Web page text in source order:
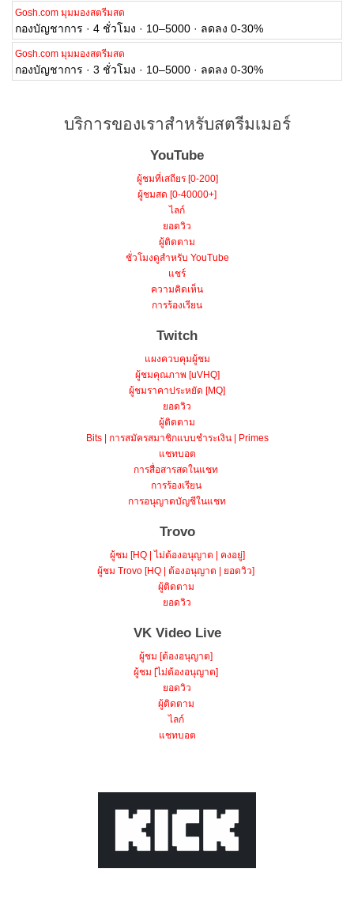
Gosh.com มุมมองสตรีมสด
กองบัญชาการ · 4 ชั่วโมง · 10–5000 · ลดลง 0-30%
Gosh.com มุมมองสตรีมสด
กองบัญชาการ · 3 ชั่วโมง · 10–5000 · ลดลง 0-30%
บริการของเราสำหรับสตรีมเมอร์
YouTube
ผู้ชมที่เสถียร [0-200]
ผู้ชมสด [0-40000+]
ไลก์
ยอดวิว
ผู้ติดตาม
ชั่วโมงดูสำหรับ YouTube
แชร์
ความคิดเห็น
การร้องเรียน
Twitch
แผงควบคุมผู้ชม
ผู้ชมคุณภาพ [uVHQ]
ผู้ชมราคาประหยัด [MQ]
ยอดวิว
ผู้ติดตาม
Bits | การสมัครสมาชิกแบบชำระเงิน | Primes
แชทบอต
การสื่อสารสดในแชท
การร้องเรียน
การอนุญาตบัญชีในแชท
Trovo
ผู้ชม [HQ | ไม่ต้องอนุญาต | คงอยู่]
ผู้ชม Trovo [HQ | ต้องอนุญาต | ยอดวิว]
ผู้ติดตาม
ยอดวิว
VK Video Live
ผู้ชม [ต้องอนุญาต]
ผู้ชม [ไม่ต้องอนุญาต]
ยอดวิว
ผู้ติดตาม
ไลก์
แชทบอต